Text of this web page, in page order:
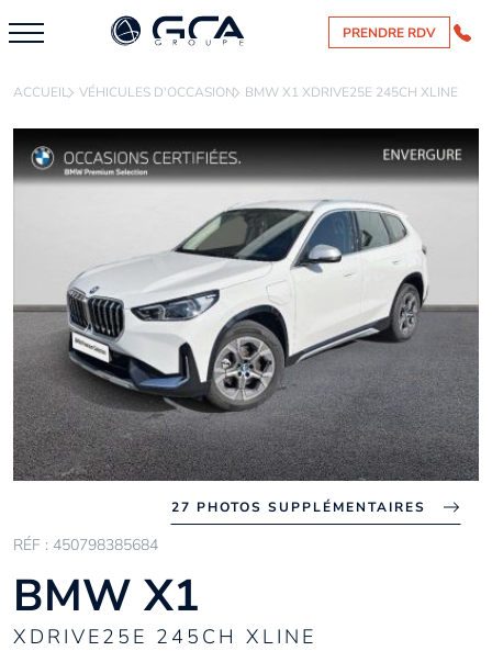
PRENDRE RDV
ACCUEIL VÉHICULES D'OCCASION BMW X1 XDRIVE25E 245CH XLINE
27 PHOTOS SUPPLÉMENTAIRES
RÉF : 450798385684
BMW X1
XDRIVE25E 245CH XLINE